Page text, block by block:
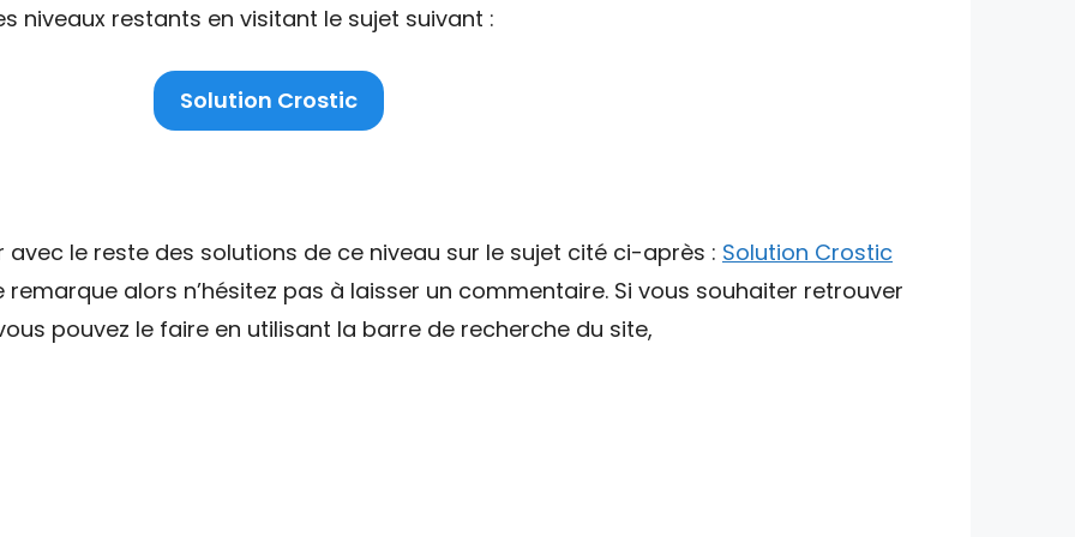
niveaux restants en visitant le sujet suivant :
Solution Crostic
le reste des solutions de ce niveau sur le sujet cité ci-après : Solution Crostic
remarque alors n’hésitez pas à laisser un commentaire. Si vous souhaiter retrouver
pouvez le faire en utilisant la barre de recherche du site,